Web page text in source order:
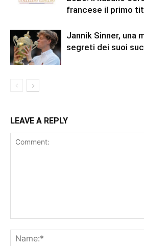
francese il primo
Jannik Sinner, una
segreti dei suoi
LEAVE A REPLY